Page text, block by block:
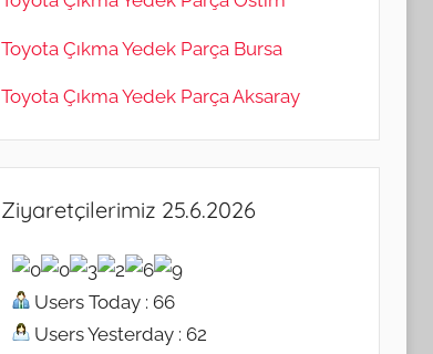
Toyota Çıkma Yedek Parça Bursa
Toyota Çıkma Yedek Parça Aksaray
Ziyaretçilerimiz 25.6.2026
Users Today : 66
Users Yesterday : 62